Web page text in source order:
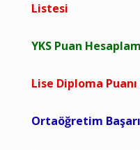
Listesi
YKS Puan
Lise Diploma
Ortaöğretim